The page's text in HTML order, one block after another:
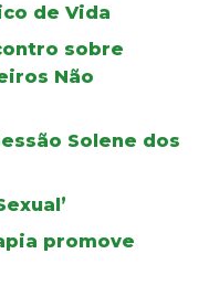
de Vida
sobre
Não
Solene dos
promove